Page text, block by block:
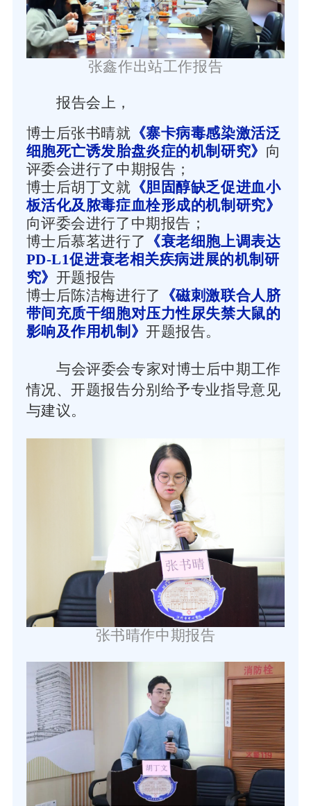
张鑫作出站工作报告
报告会上，
博士后张书晴就 《寨卡病毒感染激活泛
细胞死亡诱发胎盘炎症的机制研究》 向
评委会进行了中期报告；
博士后胡丁文就 《胆固醇缺乏促进血小
板活化及脓毒症血栓形成的机制研究》
向评委会进行了中期报告；
博士后慕茗进行了
《衰老细胞上调表达
PD-L1促进衰老相关疾病进展的机制研
究》 开题报告
博士后陈洁梅进行了
《磁刺激联合人脐
带间充质干细胞对压力性尿失禁大鼠的
影响及作用机制》开题报告。
与会评委会专家对博士后中期工作
情况、开题报告分别给予专业指导意见
与建议。
张书晴作中期报告